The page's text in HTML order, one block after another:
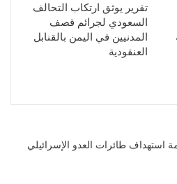
تقرير يوثق ارتكاب التحالف
السعودي لجرائم قصف
المدنيين في اليمن بالقنابل
العنقودية
استهداف طائرات العدو الإسرائيلي